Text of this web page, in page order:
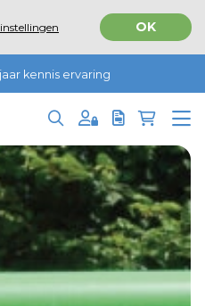
kennis ervaring
OK